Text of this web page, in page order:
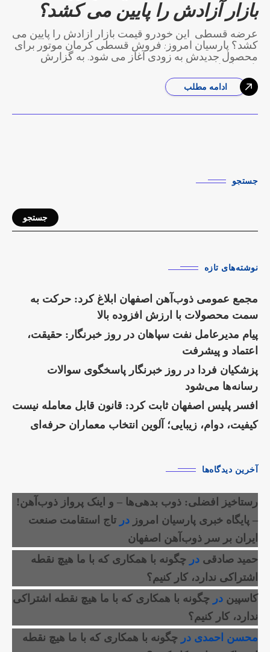
بازار آزادش را پایین می کشد؟
عرضه قسطی این خودرو قیمت بازار آزادش را پایین می
کشد؟ پارسیان امروز: فروش قسطی کرمان موتور برای
محصول جدیدش به زودی آغاز می شود. به گزارش
ادامه مطلب
جستجو
جستجو
نوشته‌های تازه
مجمع عمومی ذوب‌آهن اصفهان ابلاغ کرد: حرکت به
سمت محصولات با ارزش افزوده بالا
پیام مدیرعامل نفت سپاهان در روز خبرنگار: حقیقت،
اعتماد و پیشرفت
پزشکیان فردا در روز خبرنگار پاسخگوی سوالات
رسانه‌ها می‌شود
افسر پلیس اصفهان ثابت کرد: قانون قابل معامله نیست
کیفیت، دوام، زیبایی؛ آلوین انتخاب معماران حرفه‌ای
آخرین دیدگاه‌ها
رستاخیز افضلی: ذوب بدهی‌ها – و اینک پرواز ذوب‌آهن!
– پایگاه خبری پارسیان امروز در تاج استقامت صنعت
ایران بر سر ذوب‌آهن اصفهان
حمید صادقی در چگونه با همکاری که با ما هیچ نقطه
اشتراکی ندارد، کار کنیم؟
کاسپین در چگونه با همکاری که با ما هیچ نقطه اشتراکی
ندارد، کار کنیم؟
محسن احمدی در چگونه با همکاری که با ما هیچ نقطه